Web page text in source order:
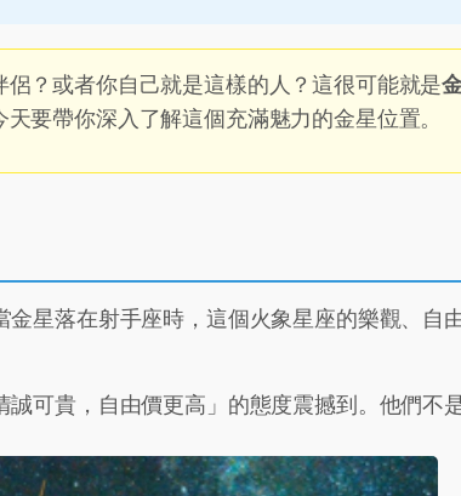
？或者你自己就是這樣的人？這很可能就是
要帶你深入了解這個充滿魅力的金星位置。
星落在射手座時，這個火象星座的樂觀、自
可貴，自由價更高」的態度震撼到。他們不